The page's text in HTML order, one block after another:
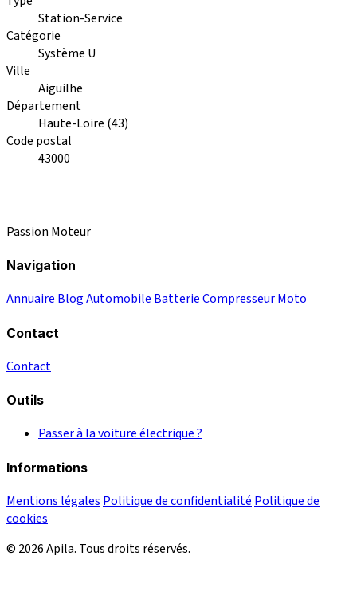
Station-Service
Catégorie
Système U
Ville
Aiguilhe
Département
Haute-Loire (43)
Code postal
43000
Passion Moteur
Navigation
Annuaire BlogAutomobile BatterieCompresseurMoto
Contact
Contact
Outils
Passer à la voiture électrique ?
Informations
Mentions légales Politique de confidentialité Politique de
cookies
© 2026 Apila. Tous droits réservés.